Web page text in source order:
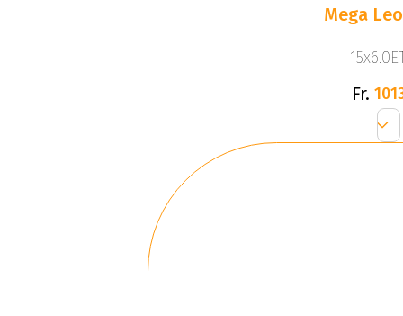
Mega
Fr.